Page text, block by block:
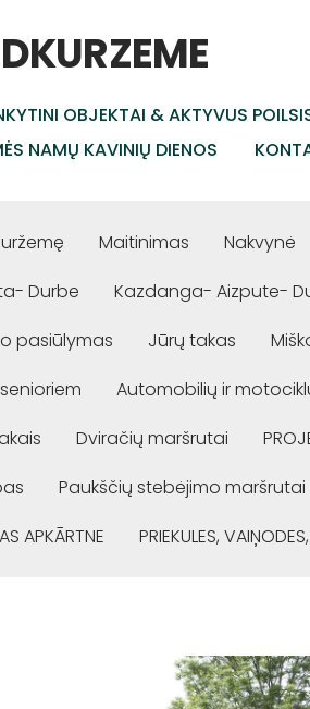
OBJEKTAI & AKTYVUS
NAMŲ KAVINIŲ DIENOS
Maitinimas Nakvynė
Durbe
Kazdanga- Aizpute-
pasiūlymas
Jūrų takas
Automobilių ir
Dviračių maršrutai
Paukščių stebėjimo maršrutai
APKĀRTNE
PRIEKULES,